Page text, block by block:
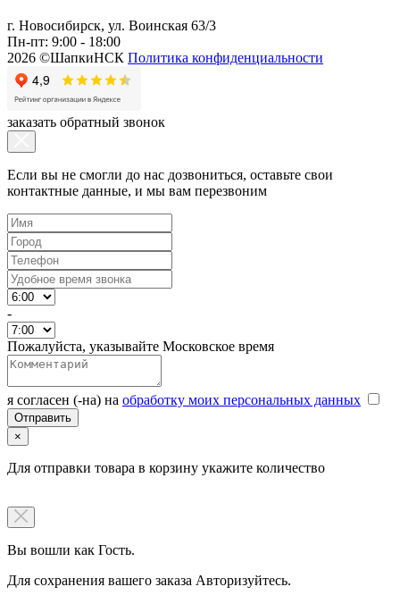
г. Новосибирск, ул. Воинская 63/3
Пн-пт: 9:00 - 18:00
2026 ©ШапкиНСК Политика конфиденциальности
заказать обратный звонок
Если вы не смогли до нас дозвониться, оставьте свои
контактные данные, и мы вам перезвоним
-
Пожалуйста, указывайте Московское время
я согласен (-на) на обработку моих персональных данных
×
Для отправки товара в корзину укажите количество
Вы вошли как Гость.
Для сохранения вашего заказа Авторизуйтесь.